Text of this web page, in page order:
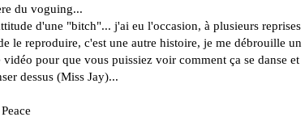
du voguing...
d'une "bitch"... j'ai eu l'occasion, à plusieurs reprises
le reproduire, c'est une autre histoire, je me débrouille un
pour que vous puissiez voir comment ça se danse et
dessus (Miss Jay)...
Peace